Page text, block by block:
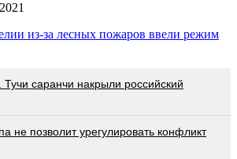
из-за лесных пожаров ввели режим
саранчи накрыли российский
не позволит урегулировать конфликт